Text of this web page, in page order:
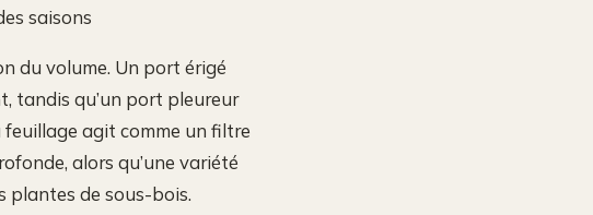
saisons
du volume. Un port érigé
tandis qu’un port pleureur
feuillage agit comme un filtre
alors qu’une variété
plantes de sous-bois.